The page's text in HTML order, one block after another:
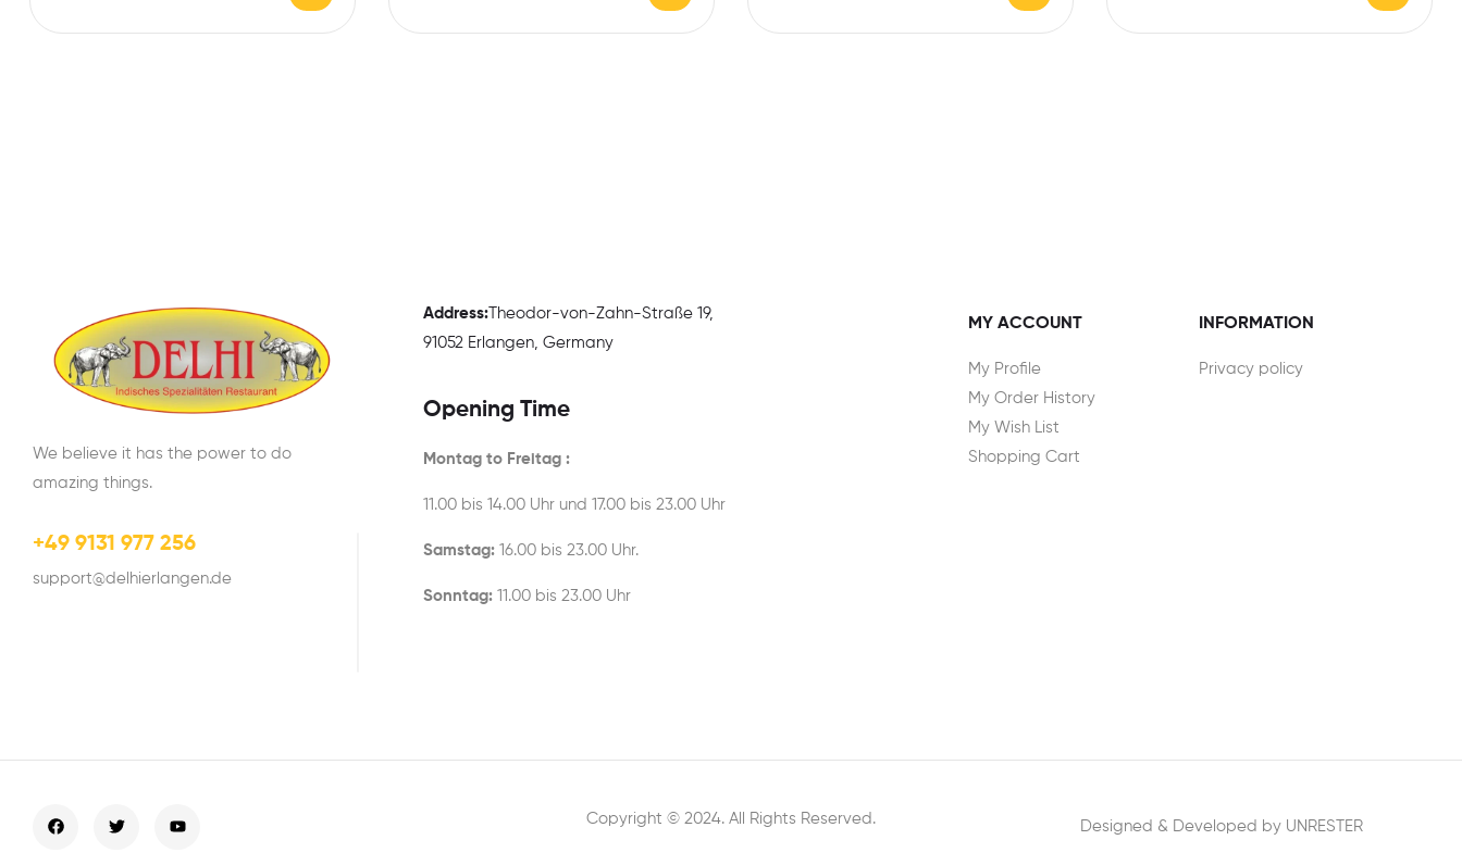
We believe it has the power to do
amazing things.
+49 9131 977 256
support@delhierlangen.de
Address:Theodor-von-Zahn-Straße 19,
91052 Erlangen, Germany
Opening Time
Montag to Freitag :
11.00 bis 14.00 Uhr und 17.00 bis 23.00 Uhr
Samstag:16.00 bis 23.00 Uhr.
Sonntag:11.00 bis 23.00 Uhr
MY ACCOUNT
My Profile
My Order History
My Wish List
Shopping Cart
INFORMATION
Privacy policy
Copyright © 2024. All Rights Reserved. Designed & Developed by UNRESTER